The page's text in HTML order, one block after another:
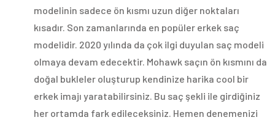
modelinin sadece ön kısmı uzun diğer noktaları
kısadır. Son zamanlarında en popüler erkek saç
modelidir. 2020 yılında da çok ilgi duyulan saç modeli
olmaya devam edecektir. Mohawk saçın ön kısmını da
doğal bukleler oluşturup kendinize harika cool bir
erkek imajı yaratabilirsiniz. Bu saç şekli ile girdiğiniz
her ortamda fark edileceksiniz. Hemen denemenizi